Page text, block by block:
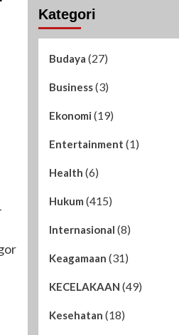
Kategori
Budaya (27)
Business(3)
Ekonomi (19)
Entertainment (1)
Health (6)
Hukum (415)
Internasional (8)
Keagamaan (31)
KECELAKAAN (49)
Kesehatan (18)